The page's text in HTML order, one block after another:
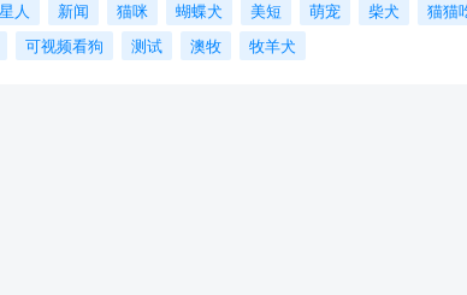
人 新闻 猫咪 蝴蝶犬 美短 萌宠 柴犬 猫猫
可视频看狗 测试 澳牧 牧羊犬